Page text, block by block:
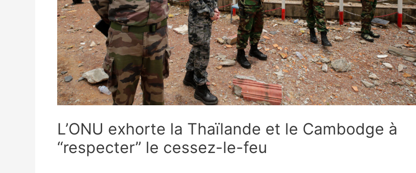
L’ONU exhorte la Thaïlande et le Cambodge à
“respecter” le cessez-le-feu